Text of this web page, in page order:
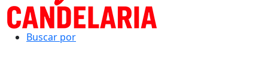
Buscar por